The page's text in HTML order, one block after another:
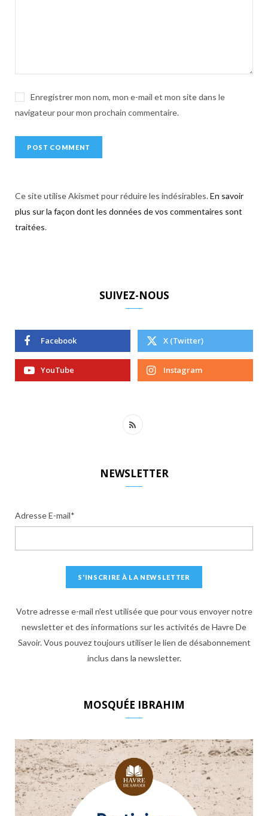
Enregistrer mon nom, mon e-mail et mon site dans le
navigateur pour mon prochain commentaire.
Ce site utilise Akismet pour réduire les indésirables.En savoir
plus sur la façon dont les données de vos commentaires sont
traitées.
SUIVEZ-NOUS
Facebook X (Twitter)
YouTube Instagram
R
NEWSLETTER
Adresse E-mail*
Votre adresse e-mail n'est utilisée que pour vous envoyer notre
newsletter et des informations sur les activités de Havre De
Savoir. Vous pouvez toujours utiliser le lien de désabonnement
inclus dans la newsletter.
MOSQUÉE IBRAHIM